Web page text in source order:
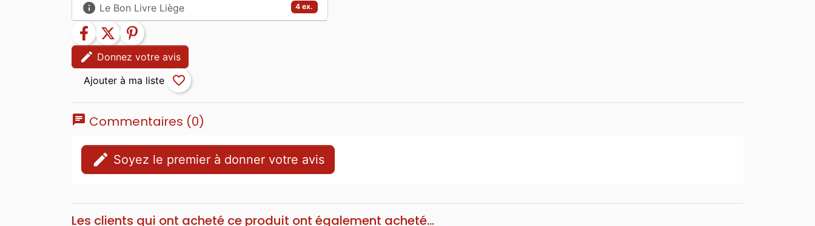
4 ex.
info Le Bon Livre Liège
facebook twitter
pinterest
edit Donnez votre avis
favorite_border
chat Commentaires (0)
edit Soyez le premier à donner votre avis
Les clients qui ont acheté ce produit ont également acheté...